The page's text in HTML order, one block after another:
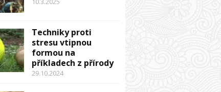
Techniky proti
stresu vtipnou
formou na
příkladech z přírody
29.10.2024